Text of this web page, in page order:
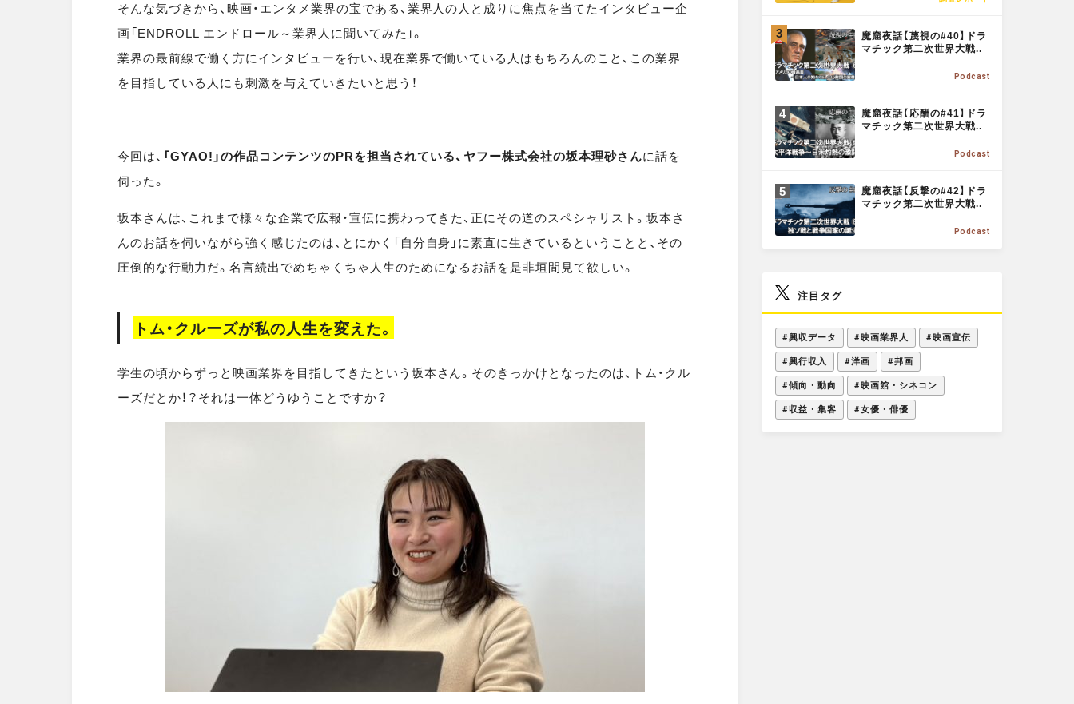
o
そんな気づきから、映画・エンタメ業界の宝である、業界人の人と成りに焦点を当てたインタビュー企
画「ENDROLL エンドロール～業界人に聞いてみた」。
業界の最前線で働く方にインタビューを行い、現在業界で働いている人はもちろんのこと、この業界
を目指している人にも刺激を与えていきたいと思う！
今回は、 「GYAO!」の作品コンテンツのPRを担当されている、ヤフー株式会社の坂本理砂さんに話を
伺った。
坂本さんは、これまで様々な企業で広報・宣伝に携わってきた、正にその道のスペシャリスト。坂本さ
んのお話を伺いながら強く感じたのは、とにかく「自分自身」に素直に生きているということと、その
圧倒的な行動力だ。名言続出でめちゃくちゃ人生のためになるお話を是非垣間見て欲しい。
トム・クルーズが私の人生を変えた。
学生の頃からずっと映画業界を目指してきたという坂本さん。そのきっかけとなったのは、トム・クル
ーズだとか！？それは一体どうゆうことですか？
魔窟夜話【蔑視の#40】ドラ
マチック第二次世界大戦..
Podcast
M
O
魔窟夜話【応酬の#41】ドラ
マチック第二次世界大戦..
Podcast
魔窟夜話【反撃の#42】ドラ
マチック第二次世界大戦..
Podcast
注目タグ
#興収データ #映画業界人 #映画宣伝
#興行収入 #洋画 #邦画
#傾向・動向 #映画館・シネコン
#収益・集客 #女優・俳優